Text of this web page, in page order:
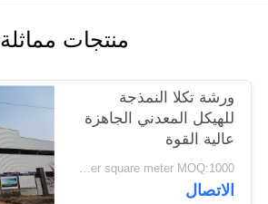
القضايا
خريطة
الموقع
منتجات مماثلة
ورشة تكلا النمذجة
للهيكل المعدني الجاهزة
عالية القوة
USD45~90 per square meter MOQ:1000 متر مربع
الاتصال